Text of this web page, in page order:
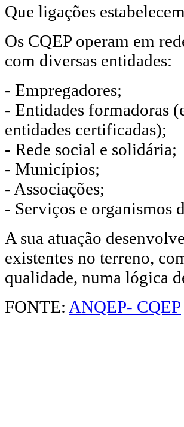
Que ligações
Os CQEP operam em
com diversas entidades:
- Empregadores;
- Entidades formadoras
entidades certificadas);
- Rede social e solidária;
- Municípios;
- Associações;
- Serviços e organismos
A sua atuação
existentes no terreno,
qualidade, numa lógica
FONTE: ANQEP- CQEP